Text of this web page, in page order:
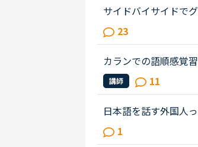
サイドバイサイドで
われるがままやって
ても、やっぱりわかり
23
カランでの語順感覚
てStage4に入りまし
養う為にカランを始め
講師 11
日本語を話す外国人
ることがありました
大体の会話ができます
1